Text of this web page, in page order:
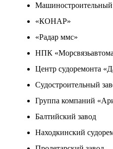
«КОНАР»
«Радар ммс»
НПК
Центр судоремонта
Судостроительный
Группа компаний
Балтийский завод
Находкинский